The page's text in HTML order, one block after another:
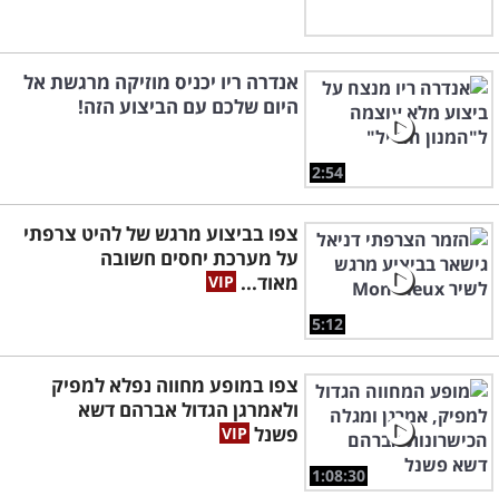
2:54
אנדרה ריו יכניס מוזיקה מרגשת אל
היום שלכם עם הביצוע הזה!
5:12
צפו בביצוע מרגש של להיט צרפתי
על מערכת יחסים חשובה
מאוד...
1:08:30
צפו במופע מחווה נפלא למפיק
ולאמרגן הגדול אברהם דשא
פשנל